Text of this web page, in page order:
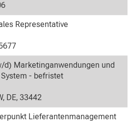
Representative
d) Marketinganwendungen und
- befristet
DE, 33442
Lieferantenmanagement